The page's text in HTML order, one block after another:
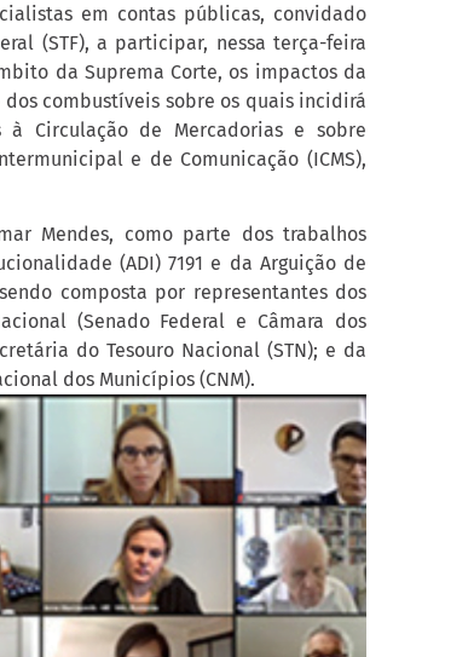
em contas públicas, convidado
(STF), a participar, nessa terça-feira
da Suprema Corte, os impactos da
combustíveis sobre os quais incidirá
Circulação de Mercadorias e sobre
e de Comunicação (ICMS),
Mendes, como parte dos trabalhos
(ADI) 7191 e da Arguição de
composta por representantes dos
(Senado Federal e Câmara dos
do Tesouro Nacional (STN); e da
dos Municípios (CNM).